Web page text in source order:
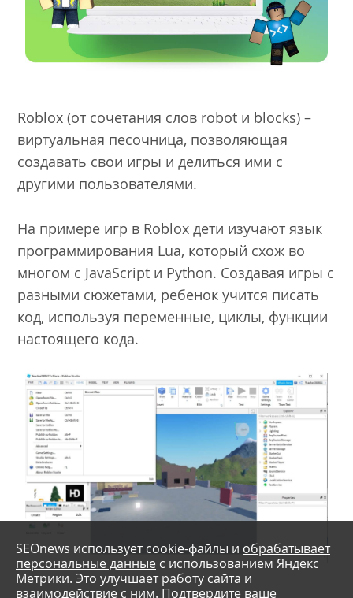
Roblox (от сочетания слов robot и blocks) –
виртуальная песочница, позволяющая
создавать свои игры и делиться ими с
другими пользователями.
На примере игр в Roblox дети изучают язык
программирования Lua, который схож во
многом с JavaScript и Python. Создавая игры с
разными сюжетами, ребенок учится писать
код, используя переменные, циклы, функции
настоящего кода.
SEOnews использует cookie-файлы и обрабатывает
персональные данные с использованием Яндекс
Метрики. Это улучшает работу сайта и
взаимодействие с ним. Подтвердите ваше